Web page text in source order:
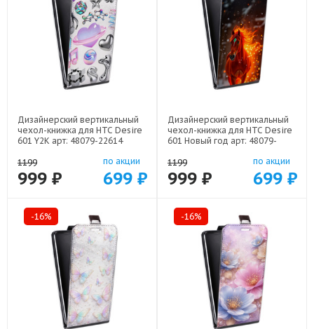
Дизайнерский вертикальный
чехол-книжка для HTC Desire
601 Y2K арт: 48079-22614
1199
999 ₽
по акции
699 ₽
Дизайнерский вертикальный
чехол-книжка для HTC Desire
601 Новый год арт: 48079-
1199
999 ₽
по акции
699 ₽
-16% -16%